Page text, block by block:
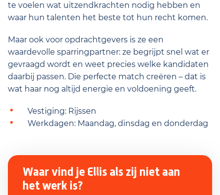
te voelen wat uitzendkrachten nodig hebben en
waar hun talenten het beste tot hun recht komen.
Maar ook voor opdrachtgevers is ze een
waardevolle sparringpartner: ze begrijpt snel wat er
gevraagd wordt en weet precies welke kandidaten
daarbij passen. Die perfecte match creëren – dat is
wat haar nog altijd energie en voldoening geeft.
Vestiging: Rijssen
Werkdagen: Maandag, dinsdag en donderdag
Waar vind je Ellis als zij niet aan
het werk is?